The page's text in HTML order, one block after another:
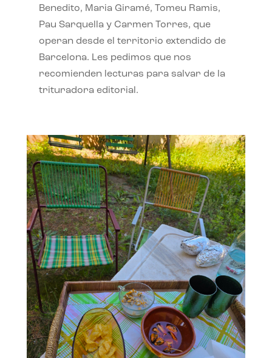
Benedito, Maria Giramé, Tomeu Ramis,
Pau Sarquella y Carmen Torres, que
operan desde el territorio extendido de
Barcelona. Les pedimos que nos
recomienden lecturas para salvar de la
trituradora editorial.